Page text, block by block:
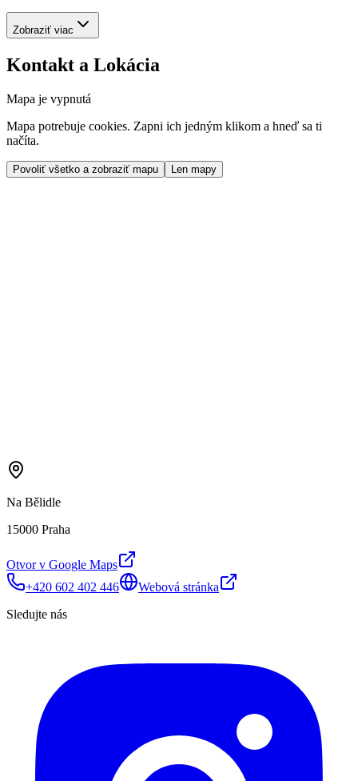
Zobraziť viac
Kontakt a Lokácia
Mapa je vypnutá
Mapa potrebuje cookies. Zapni ich jedným klikom a hneď sa ti
načíta.
Povoliť všetko a zobraziť mapu Len mapy
Na Bělidle
15000 Praha
Otvor v Google Maps
+420 602 402 446
Webová stránka
Sledujte nás